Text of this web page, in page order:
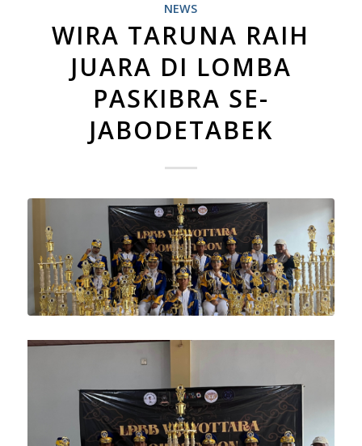
NEWS
WIRA TARUNA RAIH
JUARA DI LOMBA
PASKIBRA SE-
JABODETABEK